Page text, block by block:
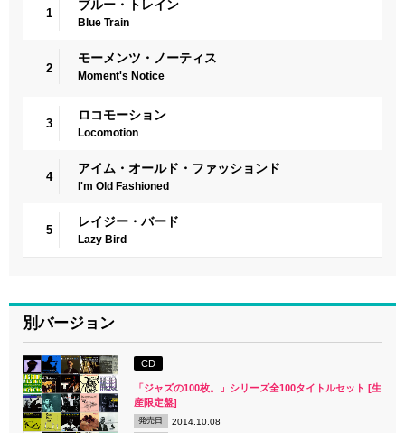
1
ブルー・トレイン
Blue Train
2
モーメンツ・ノーティス
Moment's Notice
3
ロコモーション
Locomotion
4
アイム・オールド・ファッションド
I'm Old Fashioned
5
レイジー・バード
Lazy Bird
別バージョン
CD
「ジャズの100枚。」シリーズ全100タイトルセット [生
産限定盤]
発売日 2014.10.08